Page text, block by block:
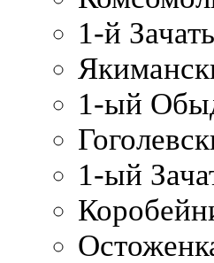
1-й
1-ый
1-ый